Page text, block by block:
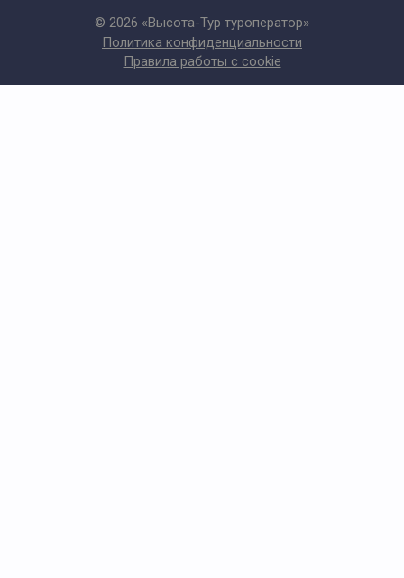
© 2026 «Высота-Тур туроператор»
Политика конфиденциальности
Правила работы с cookie